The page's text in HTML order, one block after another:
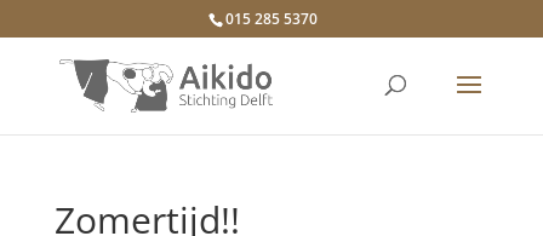
015 285 5370
Zomertijd!!